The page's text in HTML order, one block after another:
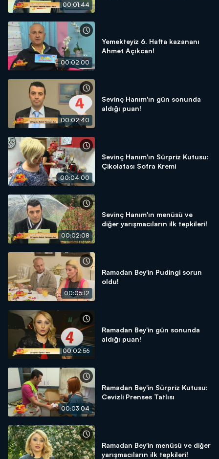
00:01:44
00:02:00
Yemekteyiz 6. Hafta kazananı
Ahmet Açıkcan!
00:02:40
Sevinç Hanım'ın gün sonunda
aldığı puan!
00:04:00
Sevinç Hanım'ın Sürpriz Kutusu:
Çikolatası Sofra Kremi
00:02:08
Sevinç Hanım'ın menüsü ve
diğer yarışmacıların ilk tepkileri!
00:05:12
Ramadan Bey'in Pudingi sorun
oldu!
00:02:56
Ramadan Bey'in gün sonunda
aldığı puan!
00:03:04
Ramadan Bey'in Sürpriz Kutusu:
Cevizli Prenses Tatlısı
Ramadan Bey'in menüsü ve diğer
yarışmacıların ilk tepkileri!